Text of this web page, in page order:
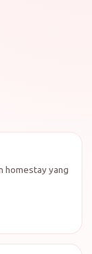
homestay yang